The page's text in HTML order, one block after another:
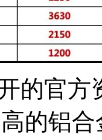
的官方
的铝